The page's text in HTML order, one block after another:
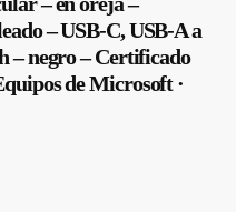
– USB-C, USB-A a
– negro – Certificado
de Microsoft ·